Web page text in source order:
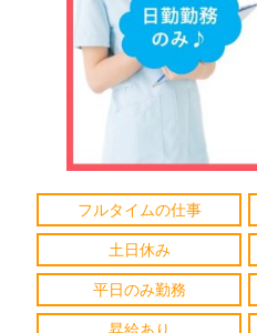
フルタイムの仕事
土日休み
平日のみ勤務